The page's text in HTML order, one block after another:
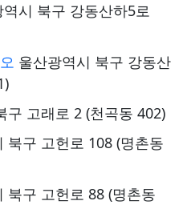
역시 북구 강동산하5로
울산광역시 북구 강동산
구 고래로 2 (천곡동 402)
북구 고헌로 108 (명촌동
북구 고헌로 88 (명촌동